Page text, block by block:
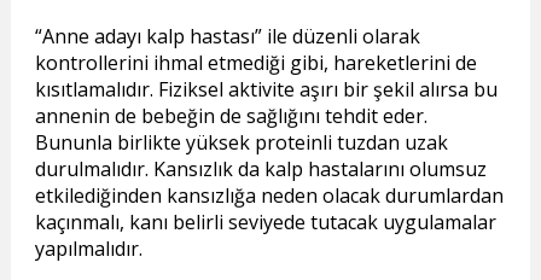
Anne adayı kalp hastası ile düzenli olarak
kontrollerini ihmal etmediği gibi, hareketlerini de
kısıtlamalıdır. Fiziksel aktivite aşırı bir şekil alırsa bu
annenin de bebeğin de sağlığını tehdit eder.
Bununla birlikte yüksek proteinli tuzdan uzak
durulmalıdır. Kansızlık da kalp hastalarını olumsuz
etkilediğinden kansızlığa neden olacak durumlardan
kaçınmalı, kanı belirli seviyede tutacak uygulamalar
yapılmalıdır.